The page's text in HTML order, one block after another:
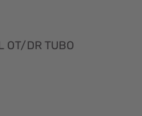
OT/DR TUBO